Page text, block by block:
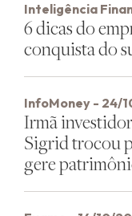
Inteligência
6 dicas do
conquista do
InfoMoney - 24/
Irmã
Sigrid trocou
gere